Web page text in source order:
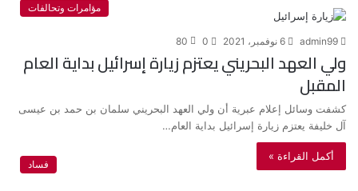
مؤامرات وتحالفات
admin99 6 نوفمبر، 2021 0
80
ولي العهد البحريني يعتزم زيارة إسرائيل بداية العام
المقبل
كشفت وسائل إعلام عبرية أن ولي العهد البحريني سلمان بن حمد بن عيسى
آل خليفة يعتزم زيارة إسرائيل بداية العام…
أكمل القراءة »
فساد